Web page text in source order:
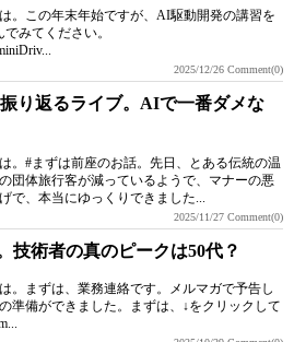
。この年末年始ですが、AI駆動開発の講習を
みてください。
2025/12/26 Comment(0)
り返るライブ。AIで一番ダメな
。#まずは前座のお話。先日、とある伝統の温
団体旅行客が減っているようで、マナーの悪
で、本当にゆっくりできました...
2025/11/27 Comment(0)
技術者の真のピークは50代？
。まずは、業務連絡です。メルマガで予告し
準備ができました。まずは、↓をクリックして